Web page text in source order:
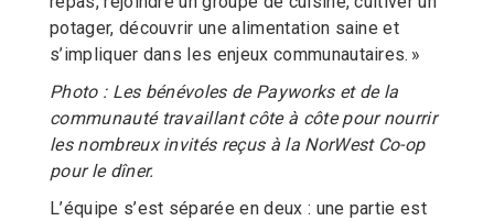
potager, découvrir une alimentation saine et
s’impliquer dans les enjeux communautaires. »
Photo : Les bénévoles de Payworks et de la
communauté travaillant côte à côte pour nourrir
les nombreux invités reçus à la NorWest Co-op
pour le dîner.
L’équipe s’est séparée en deux : une partie est